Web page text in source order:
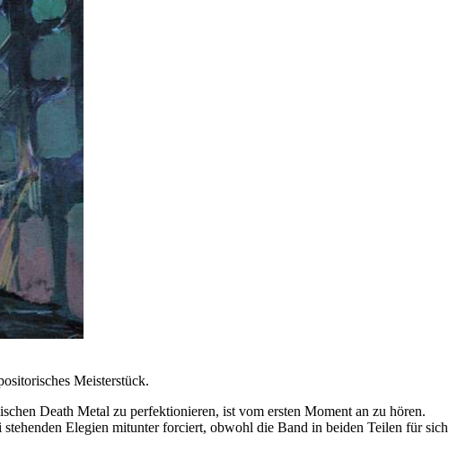
Meisterstück.
Death Metal zu perfektionieren, ist vom ersten Moment an zu hören.
Elegien mitunter forciert, obwohl die Band in beiden Teilen für sich